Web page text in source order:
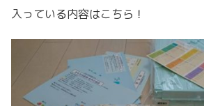
入っている内容はこちら！